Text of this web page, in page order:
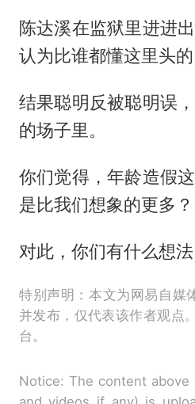
陈达溪在监狱里进进
认为比谁都懂这里头的
结果聪明反被聪明误
的场子里。
你们觉得，年龄造假
是比我们想象的更多？
对此，你们有什么想法
特别声明：本文为网易自媒
并发布，仅代表该作者观点
台。
Notice: The content